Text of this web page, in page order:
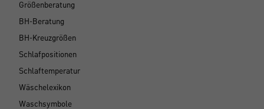
Größenberatung
BH-Beratung
BH-Kreuzgrößen
Schlafpositionen
Schlaftemperatur
Wäschelexikon
Waschsymbole